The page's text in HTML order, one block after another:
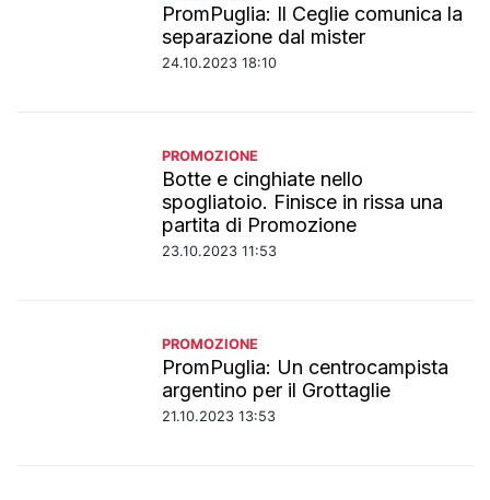
PromPuglia: Il Ceglie comunica la
separazione dal mister
24.10.2023 18:10
PROMOZIONE
Botte e cinghiate nello
spogliatoio. Finisce in rissa una
partita di Promozione
23.10.2023 11:53
PROMOZIONE
PromPuglia: Un centrocampista
argentino per il Grottaglie
21.10.2023 13:53